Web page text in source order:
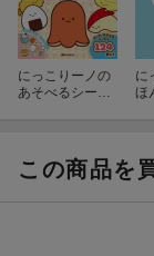
にっこりーノの
あそべるシール
ん！
に
ほ
この商品を